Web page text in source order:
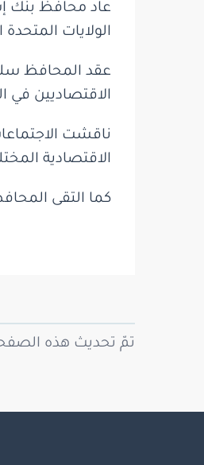
عاد محافظ بنك
الولايات المتحدة
عقد المحافظ
الاقتصاديين في
ناقشت
الاقتصادية
كما التقى
تمّ تحديث هذه الصفحة آخر